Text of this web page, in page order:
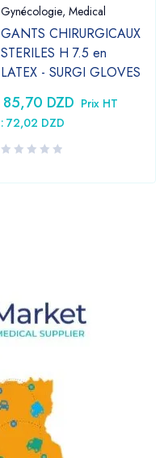
Gynécologie, Medical
GANTS CHIRURGICAUX
STERILES H 7.5 en
LATEX - SURGI GLOVES
85,70 DZD Prix HT
: 72,02 DZD